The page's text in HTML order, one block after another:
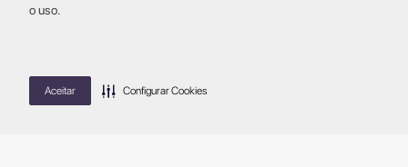
o uso.
Aceitar Configurar Cookies